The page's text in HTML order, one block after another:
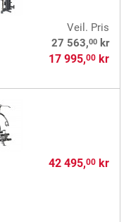
Veil. Pris
27 563,00kr
17 995,00kr
42 495,00kr